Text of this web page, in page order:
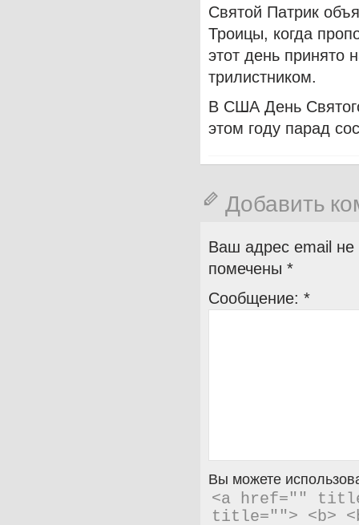
Святой Патрик
Троицы, когда
этот день принято
трилистником.
В США День
этом году парад
Добавить
Ваш адрес email не
помечены *
Сообщение: *
Вы можете
<a href=""
title=""> <b>